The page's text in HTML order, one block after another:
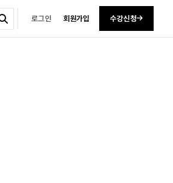
로그인 회원가입 수강신청